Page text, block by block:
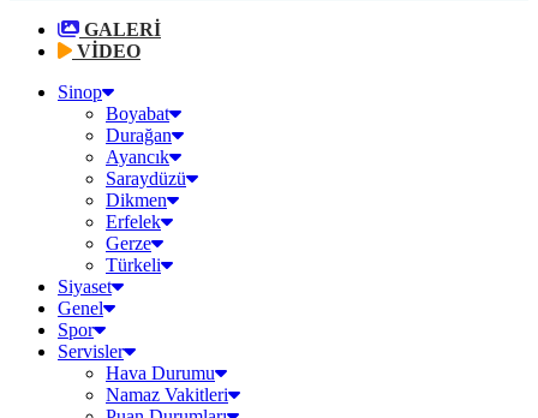
GALERİ
VİDEO
Sinop
Boyabat
Durağan
Ayancık
Saraydüzü
Dikmen
Erfelek
Gerze
Türkeli
Siyaset
Genel
Spor
Servisler
Hava Durumu
Namaz Vakitleri